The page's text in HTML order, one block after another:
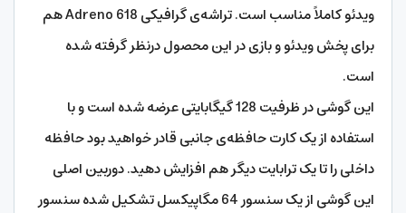
ویدئو کاملاً مناسب است. تراشه‌ی گرافیکی Adreno 618 هم
برای پخش ویدئو و بازی در این محصول درنظر گرفته شده
است.
این گوشی در ظرفیت 128 گیگابایتی عرضه شده است و با
استفاده از یک کارت حافظه‌ی جانبی قادر خواهید بود حافظه
داخلی را تا یک ترابایت دیگر هم افزایش دهید. دوربین اصلی
این گوشی از یک سنسور 64 مگاپیکسل تشکیل شده سنسور